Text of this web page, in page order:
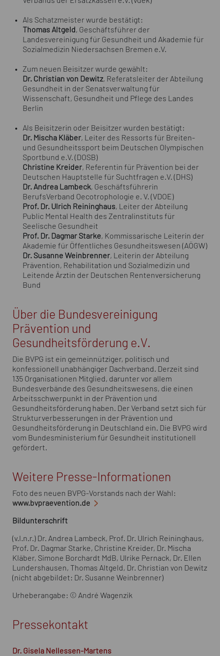
Als Schatzmeister wurde bestätigt:
Thomas Altgeld, Geschäftsführer der
Landesvereinigung für Gesundheit und Akademie für
Sozialmedizin Niedersachsen Bremen e.V.
Zum neuen Beisitzer wurde gewählt:
Dr. Christian von Dewitz, Referatsleiter der Abteilung
Gesundheit in der Senatsverwaltung für
Wissenschaft, Gesundheit und Pflege des Landes
Berlin
Als Beisitzerin oder Beisitzer wurden bestätigt:
Dr. Mischa Kläber, Leiter des Ressorts für Breiten-
und Gesundheitssport beim Deutschen Olympischen
Sportbund e.V. (DOSB)
Christine Kreider, Referentin für Prävention bei der
Deutschen Hauptstelle für Suchtfragen e.V. (DHS)
Dr. Andrea Lambeck, Geschäftsführerin
BerufsVerband Oecotrophologie e. V. (VDOE)
Prof. Dr. Ulrich Reininghaus, Leiter der Abteilung
Public Mental Health des Zentralinstituts für
Seelische Gesundheit
Prof. Dr. Dagmar Starke, Kommissarische Leiterin der
Akademie für Öffentliches Gesundheitswesen (AÖGW)
Dr. Susanne Weinbrenner, Leiterin der Abteilung
Prävention, Rehabilitation und Sozialmedizin und
Leitende Ärztin der Deutschen Rentenversicherung
Bund
Über die Bundesvereinigung
Prävention und
Gesundheitsförderung e.V.
Die BVPG ist ein gemeinnütziger, politisch und
konfessionell unabhängiger Dachverband. Derzeit sind
135 Organisationen Mitglied, darunter vor allem
Bundesverbände des Gesundheitswesens, die einen
Arbeitsschwerpunkt in der Prävention und
Gesundheitsförderung haben. Der Verband setzt sich für
Strukturverbesserungen in der Prävention und
Gesundheitsförderung in Deutschland ein. Die BVPG wird
vom Bundesministerium für Gesundheit institutionell
gefördert.
Weitere Presse-Informationen
Foto des neuen BVPG-Vorstands nach der Wahl:
www.bvpraevention.de
Bildunterschrift
(v.l.n.r.) Dr. Andrea Lambeck, Prof. Dr. Ulrich Reininghaus,
Prof. Dr. Dagmar Starke, Christine Kreider, Dr. Mischa
Kläber, Simone Borchardt MdB, Ulrike Pernack, Dr. Ellen
Lundershausen, Thomas Altgeld, Dr. Christian von Dewitz
(nicht abgebildet: Dr. Susanne Weinbrenner)
Urheberangabe: © André Wagenzik
Pressekontakt
Dr. Gisela Nellessen-Martens